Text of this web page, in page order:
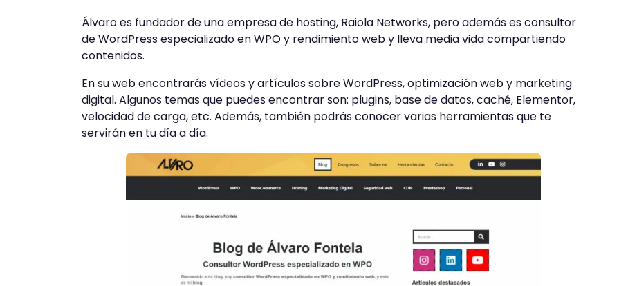
Álvaro es fundador de una empresa de hosting, Raiola Networks, pero además es consultor
de WordPress especializado en WPO y rendimiento web y lleva media vida compartiendo
contenidos.
En su web encontrarás vídeos y artículos sobre WordPress, optimización web y marketing
digital. Algunos temas que puedes encontrar son: plugins, base de datos, caché, Elementor,
velocidad de carga, etc. Además, también podrás conocer varias herramientas que te
servirán en tu día a día.